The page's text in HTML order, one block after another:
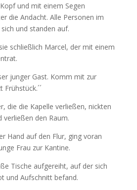
und mit einem Segen
die Andacht. Alle Personen im
und standen auf.
schließlich Marcel, der mit einem
junger Gast. Komm mit zur
die die Kapelle verließen, nickten
verließen den Raum.
Hand auf den Flur, ging voran
Frau zur Kantine.
Tische aufgereiht, auf der sich
und Aufschnitt befand.